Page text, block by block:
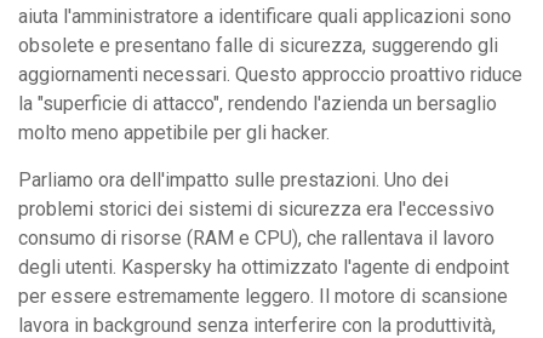
aiuta l'amministratore a identificare quali applicazioni sono
obsolete e presentano falle di sicurezza, suggerendo gli
aggiornamenti necessari. Questo approccio proattivo riduce
la "superficie di attacco", rendendo l'azienda un bersaglio
molto meno appetibile per gli hacker.
Parliamo ora dell'impatto sulle prestazioni. Uno dei
problemi storici dei sistemi di sicurezza era l'eccessivo
consumo di risorse (RAM e CPU), che rallentava il lavoro
degli utenti. Kaspersky ha ottimizzato l'agente di endpoint
per essere estremamente leggero. Il motore di scansione
lavora in background senza interferire con la produttività,